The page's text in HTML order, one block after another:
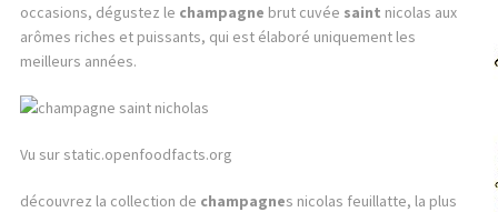
occasions, dégustez le champagne brut cuvée saint nicolas aux
arômes riches et puissants, qui est élaboré uniquement les
meilleurs années.
Vu sur static.openfoodfacts.org
découvrez la collection de champagnes nicolas feuillatte, la plus